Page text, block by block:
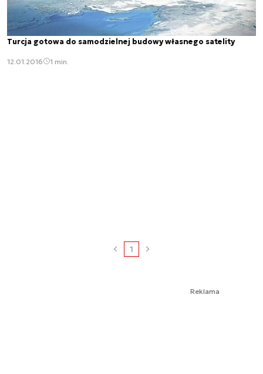
Turcja gotowa do samodzielnej budowy własnego satelity
12.01.2016 1 min.
1
Reklama